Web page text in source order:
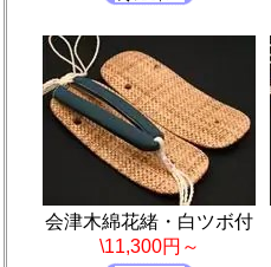
会津木綿花緒・白ツボ付
\11,300円～